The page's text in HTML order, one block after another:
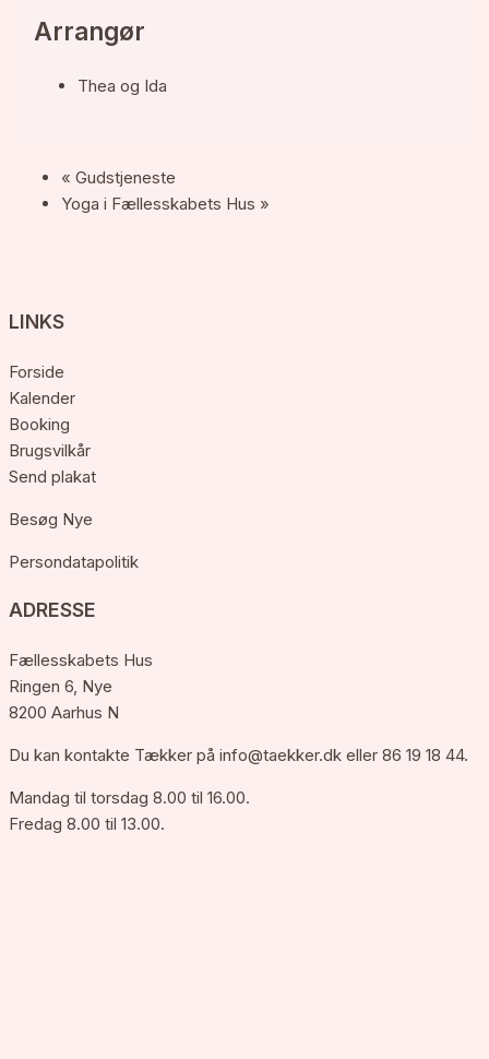
Arrangør
Thea og Ida
« Gudstjeneste
Yoga i Fællesskabets Hus »
LINKS
Forside
Kalender
Booking
Brugsvilkår
Send plakat
Besøg Nye
Persondatapolitik
ADRESSE
Fællesskabets Hus
Ringen 6, Nye
8200 Aarhus N
Du kan kontakte Tækker på info@taekker.dk eller 86 19 18 44.
Mandag til torsdag 8.00 til 16.00.
Fredag 8.00 til 13.00.